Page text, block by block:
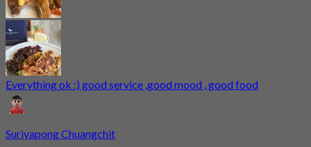
Everything ok :) good service ,good mood , good food
Suriyapong Chuangchit